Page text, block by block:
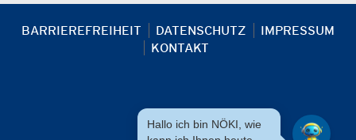
BARRIEREFREIHEIT DATENSCHUTZ
IMPRESSUM
KONTAKT
Hallo ich bin NÖKI, wie